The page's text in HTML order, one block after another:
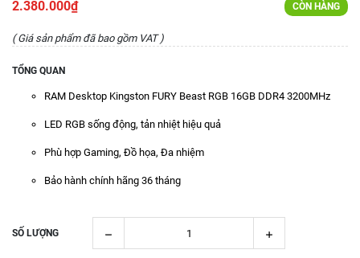
2.380.000₫ CÒN HÀNG
( Giá sản phẩm đã bao gồm VAT )
TỔNG QUAN
RAM Desktop Kingston FURY Beast RGB 16GB DDR4 3200MHz
LED RGB sống động, tản nhiệt hiệu quả
Phù hợp Gaming, Đồ họa, Đa nhiệm
Bảo hành chính hãng 36 tháng
SỐ LƯỢNG